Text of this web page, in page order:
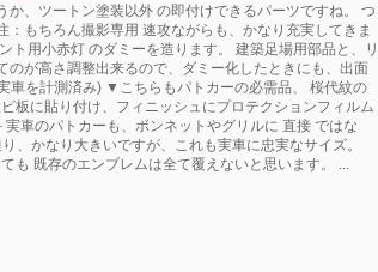
、ツートン塗装以外 の即付けできるパーツですね。 つ
もちろん撮影専用 速攻ながらも、かなり充実してきま
用小赤灯 のダミーを造ります。 建築足場用部品と、リ
が高さ調整出来るので、ダミー化したときにも、出面
車を計測済み) ▼こちらもパトカーの必需品、 桜代紋の
板に貼り付け、フィニッシュにプロテクションフィルム
車のパトカーも、ボンネットやグリルに 直接 ではな
、かなり大きいですが、これも実車に忠実なサイズ。
既存のエンブレムは全て覆えないと思います。 ...